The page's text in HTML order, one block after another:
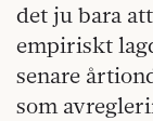
det ju bara
empiriskt
senare
som